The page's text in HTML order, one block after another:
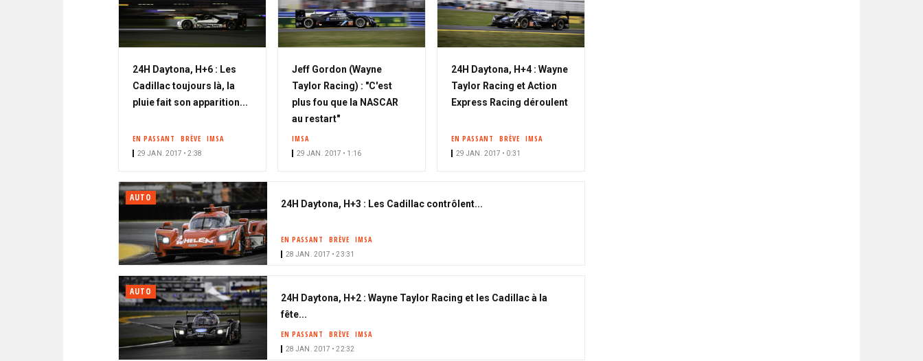
24H Daytona, H+6 : Les
Cadillac toujours là, la
pluie fait son apparition...
EN PASSANT BRÈVE IMSA
29 JAN. 2017 • 2:38
Jeff Gordon (Wayne
Taylor Racing) : "C'est
plus fou que la NASCAR
au restart"
IMSA
29 JAN. 2017 • 1:16
24H Daytona, H+4 : Wayne
Taylor Racing et Action
Express Racing déroulent
EN PASSANT BRÈVE IMSA
29 JAN. 2017 • 0:31
AUTO
24H Daytona, H+3 : Les Cadillac contrôlent...
EN PASSANT BRÈVE IMSA
28 JAN. 2017 • 23:31
AUTO
24H Daytona, H+2 : Wayne Taylor Racing et les Cadillac à la
fête...
EN PASSANT BRÈVE IMSA
28 JAN. 2017 • 22:32